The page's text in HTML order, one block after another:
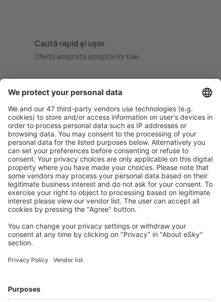
Caută rapid şi uşor
Ofertă adaptată aşteptărilor tale.
Rezervare fără griji cu opțiune gratuită de anulare.
Economiseşte mai mult
Prețuri atractive și oferte speciale pentru utilizatorii
conectați.
Cazarea preferată
Alege din peste 1,3 mil. de opţiuni: hoteluri, cabane,
apartamente și altele.
Cele mai căutate hoteluri de către utilizatorii eSky
Hoteluri în Germania - Orașe populare
Hoteluri în Heringsdorf